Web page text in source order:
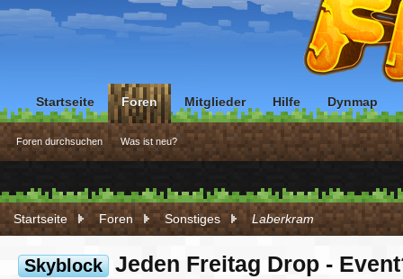
Startseite Foren Sonstiges Laberkram
Skyblock Jeden Freitag Drop -
Startseite Foren
Foren durchsuchen Was ist neu?
Mitglieder Hilfe Dynmap